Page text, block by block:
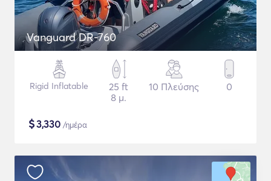
Vanguard DR-760
Rigid Inflatable
25 ft
8 μ.
10 Πλεύσης 0
$3,330 /ημέρα